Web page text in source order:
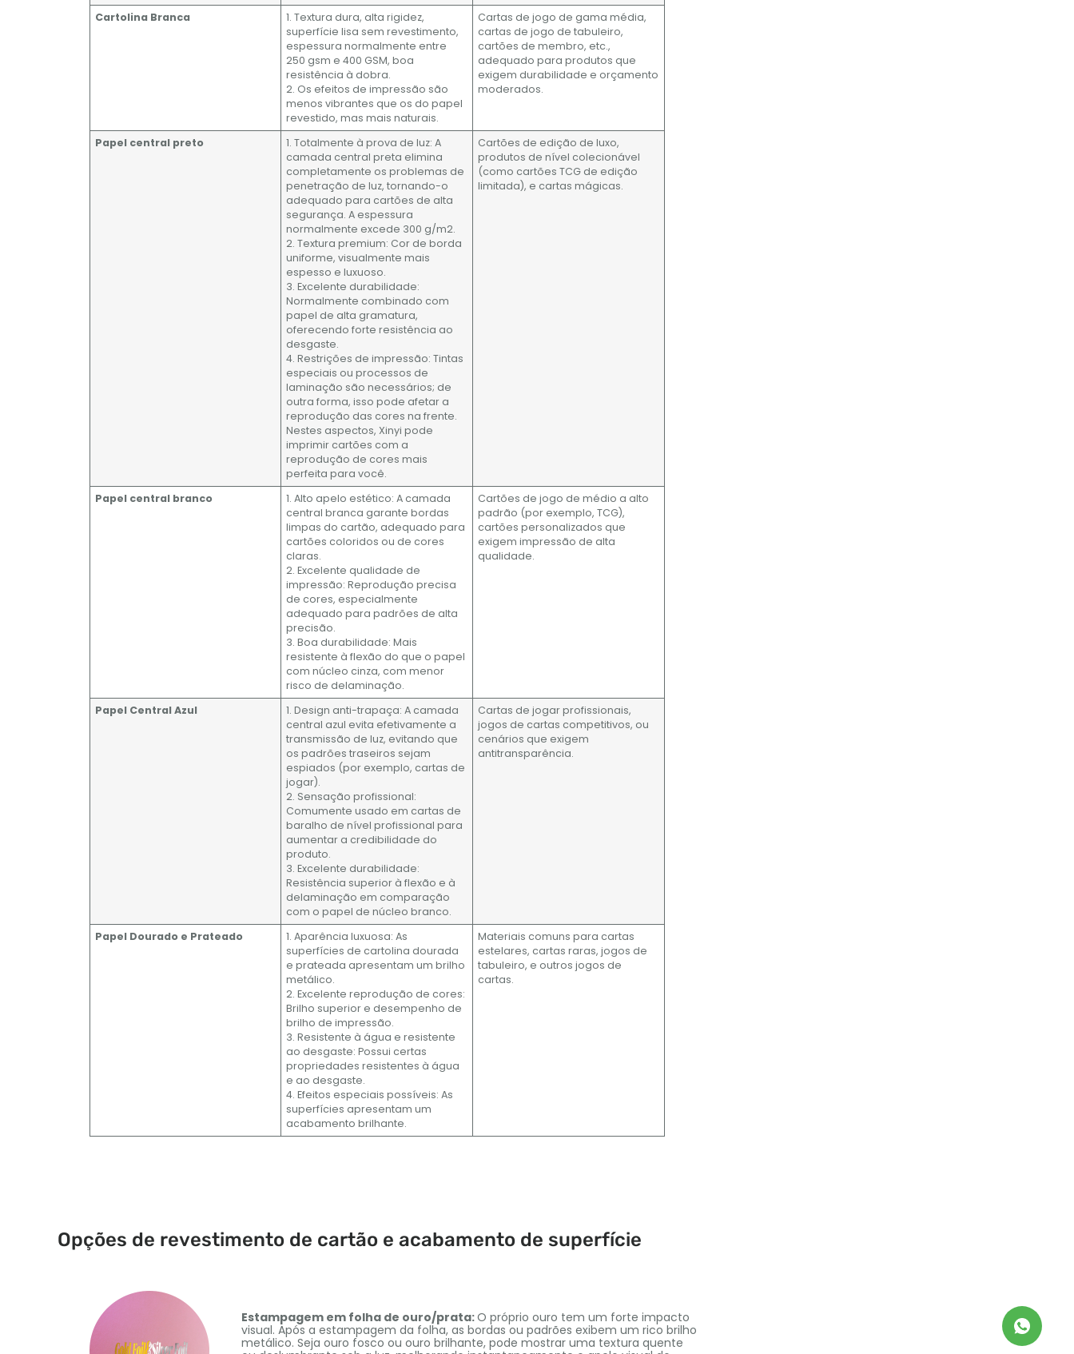
Cartolina Branca
1. Textura dura, alta rigidez,
superfície lisa sem revestimento,
espessura normalmente entre
250 gsm e 400 GSM, boa
resistência à dobra.
2. Os efeitos de impressão são
menos vibrantes que os do papel
revestido, mas mais naturais.
Cartas de jogo de gama média,
cartas de jogo de tabuleiro,
cartões de membro, etc.,
adequado para produtos que
exigem durabilidade e orçamento
moderados.
Papel central preto
1. Totalmente à prova de luz: A
camada central preta elimina
completamente os problemas de
penetração de luz, tornando-o
adequado para cartões de alta
segurança. A espessura
normalmente excede 300 g/m2.
2. Textura premium: Cor de borda
uniforme, visualmente mais
espesso e luxuoso.
3. Excelente durabilidade:
Normalmente combinado com
papel de alta gramatura,
oferecendo forte resistência ao
desgaste.
4. Restrições de impressão: Tintas
especiais ou processos de
laminação são necessários; de
outra forma, isso pode afetar a
reprodução das cores na frente.
Nestes aspectos, Xinyi pode
imprimir cartões com a
reprodução de cores mais
perfeita para você.
Cartões de edição de luxo,
produtos de nível colecionável
(como cartões TCG de edição
limitada), e cartas mágicas.
Papel central branco
1. Alto apelo estético: A camada
central branca garante bordas
limpas do cartão, adequado para
cartões coloridos ou de cores
claras.
2. Excelente qualidade de
impressão: Reprodução precisa
de cores, especialmente
adequado para padrões de alta
precisão.
3. Boa durabilidade: Mais
resistente à flexão do que o papel
com núcleo cinza, com menor
risco de delaminação.
Cartões de jogo de médio a alto
padrão (por exemplo, TCG),
cartões personalizados que
exigem impressão de alta
qualidade.
Papel Central Azul
1. Design anti-trapaça: A camada
central azul evita efetivamente a
transmissão de luz, evitando que
os padrões traseiros sejam
espiados (por exemplo, cartas de
jogar).
2. Sensação profissional:
Comumente usado em cartas de
baralho de nível profissional para
aumentar a credibilidade do
produto.
3. Excelente durabilidade:
Resistência superior à flexão e à
delaminação em comparação
com o papel de núcleo branco.
Cartas de jogar profissionais,
jogos de cartas competitivos, ou
cenários que exigem
antitransparência.
Papel Dourado e Prateado
1. Aparência luxuosa: As
superfícies de cartolina dourada
e prateada apresentam um brilho
metálico.
2. Excelente reprodução de cores:
Brilho superior e desempenho de
brilho de impressão.
3. Resistente à água e resistente
ao desgaste: Possui certas
propriedades resistentes à água
e ao desgaste.
4. Efeitos especiais possíveis: As
superfícies apresentam um
acabamento brilhante.
Materiais comuns para cartas
estelares, cartas raras, jogos de
tabuleiro, e outros jogos de
cartas.
Opções de revestimento de cartão e acabamento de superfície
Estampagem em folha de ouro/prata:O próprio ouro tem um forte impacto
visual. Após a estampagem da folha, as bordas ou padrões exibem um rico brilho
metálico. Seja ouro fosco ou ouro brilhante, pode mostrar uma textura quente